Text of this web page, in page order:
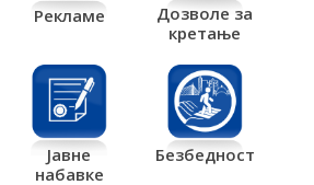
Рекламе
Дозволе за
кретање
Јавне
набавке
Безбедност